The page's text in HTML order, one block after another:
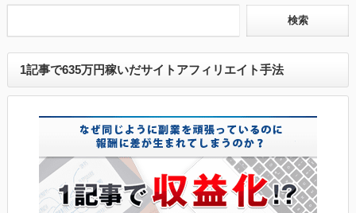
1記事で635万円稼いだサイトアフィリエイト手法